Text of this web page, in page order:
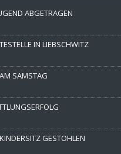
ABGETRAGEN
IN LIEBSCHWITZ
SAMSTAG
GESTOHLEN